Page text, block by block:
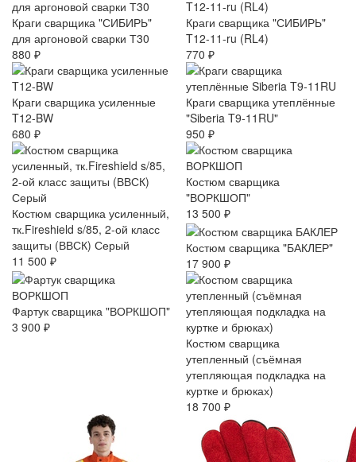
Краги сварщика "СИБИРЬ"
для аргоновой сварки Т30
880 ₽
Краги сварщика "СИБИРЬ"
T12-11-ru (RL4)
770 ₽
Краги сварщика усиленные
T12-BW
680 ₽
Краги сварщика утеплённые
"Siberia T9-11RU"
950 ₽
Костюм сварщика усиленный,
тк.Fireshield s/85, 2-ой класс
защиты (ВВСК) Серый
11 500 ₽
Костюм сварщика
"ВОРКШОП"
13 500 ₽
Костюм сварщика "БАКЛЕР"
17 900 ₽
Фартук сварщика "ВОРКШОП"
3 900 ₽
Костюм сварщика
утепленный (съёмная
утепляющая подкладка на
куртке и брюках)
18 700 ₽